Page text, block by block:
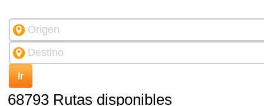
68793 Rutas disponibles